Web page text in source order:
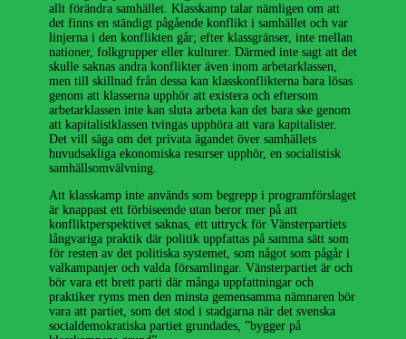
allt förändra samhället. Klasskamp talar nämligen om att
det finns en ständigt pågående konflikt i samhället och var
linjerna i den konflikten går; efter klassgränser, inte mellan
nationer, folkgrupper eller kulturer. Därmed inte sagt att det
skulle saknas andra konflikter även inom arbetarklassen,
men till skillnad från dessa kan klasskonflikterna bara lösas
genom att klasserna upphör att existera och eftersom
arbetarklassen inte kan sluta arbeta kan det bara ske genom
att kapitalistklassen tvingas upphöra att vara kapitalister.
Det vill säga om det privata ägandet över samhällets
huvudsakliga ekonomiska resurser upphör, en socialistisk
samhällsomvälvning.
Att klasskamp inte används som begrepp i programförslaget
är knappast ett förbiseende utan beror mer på att
konfliktperspektivet saknas, ett uttryck för Vänsterpartiets
långvariga praktik där politik uppfattas på samma sätt som
för resten av det politiska systemet, som något som pågår i
valkampanjer och valda församlingar. Vänsterpartiet är och
bör vara ett brett parti där många uppfattningar och
praktiker ryms men den minsta gemensamma nämnaren bör
vara att partiet, som det stod i stadgarna när det svenska
socialdemokratiska partiet grundades, ”bygger på